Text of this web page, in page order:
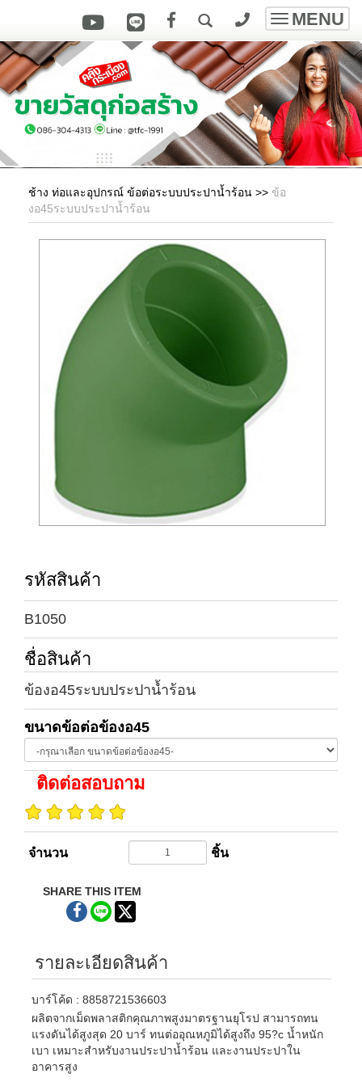
Toggle
MENU
ช้าง ท่อและอุปกรณ์ ข้อต่อระบบประปาน้ำร้อน>> ข้อ
งอ45ระบบประปาน้ำร้อน
รหัสสินค้า
B1050
ชื่อสินค้า
ข้องอ45ระบบประปาน้ำร้อน
ขนาดข้อต่อข้องอ45
ติดต่อสอบถาม
จำนวน ชิ้น
SHARE THIS ITEM
รายละเอียดสินค้า
บาร์โค้ด : 8858721536603
ผลิตจากเม็ดพลาสติกคุณภาพสูงมาตรฐานยุโรป สามารถทน
แรงดันได้สูงสุด 20 บาร์ ทนต่ออุณหภูมิได้สูงถึง 95?c น้ำหนัก
เบา เหมาะสำหรับงานประปาน้ำร้อน และงานประปาใน
อาคารสูง